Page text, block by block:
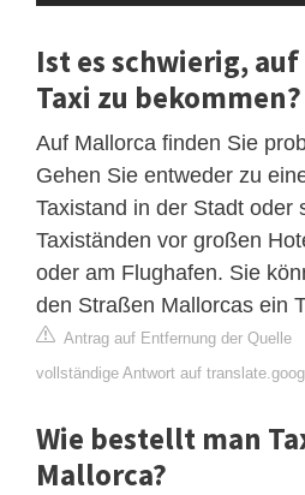
Ist es schwierig,
Taxi zu bekommen?
Auf Mallorca finden Sie
Gehen Sie entweder zu
Taxistand in der Stadt oder
Taxiständen vor großen
oder am Flughafen. Sie
den Straßen Mallorcas ein
Antrag auf Entfernung der Quelle
vollständige Antwort auf
Wie bestellt man
Mallorca?